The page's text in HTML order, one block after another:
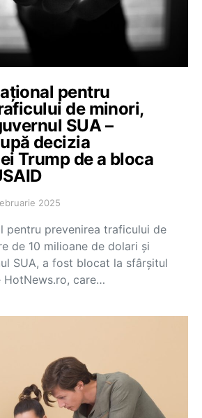
pentru
de minori,
SUA –
decizia
Trump de a bloca
2025
pentru prevenirea traficului de
de 10 milioane de dolari și
SUA, a fost blocat la sfârșitul
HotNews.ro, care…